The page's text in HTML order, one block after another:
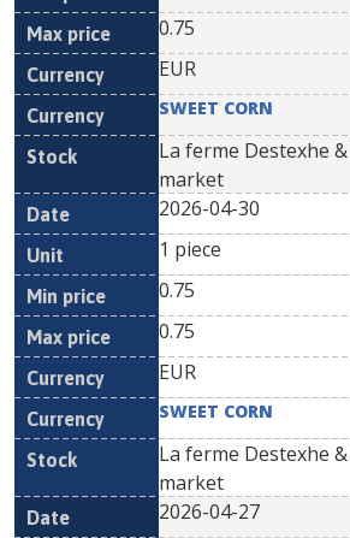
0.75
EUR
SWEET CORN
La ferme Destexhe &
market
2026-04-30
1 piece
0.75
0.75
EUR
SWEET CORN
La ferme Destexhe &
market
2026-04-27